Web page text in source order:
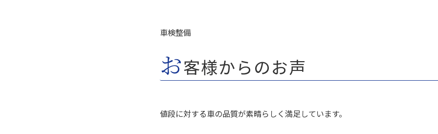
車検整備
お客様からのお声
値段に対する車の品質が素晴らしく満足しています。